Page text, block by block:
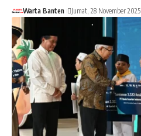
Warta Banten Jumat, 28 November 2025